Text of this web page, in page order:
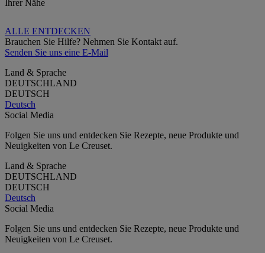
Ihrer Nähe
ALLE ENTDECKEN
Brauchen Sie Hilfe? Nehmen Sie Kontakt auf.
Senden Sie uns eine E-Mail
Land & Sprache
DEUTSCHLAND
DEUTSCH
Deutsch
Social Media
Folgen Sie uns und entdecken Sie Rezepte, neue Produkte und
Neuigkeiten von Le Creuset.
Land & Sprache
DEUTSCHLAND
DEUTSCH
Deutsch
Social Media
Folgen Sie uns und entdecken Sie Rezepte, neue Produkte und
Neuigkeiten von Le Creuset.